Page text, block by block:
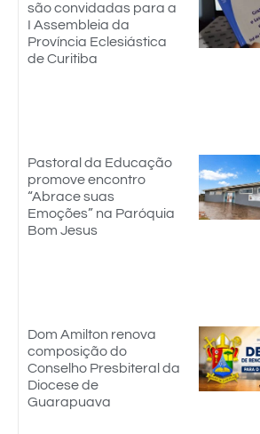
são convidadas para a
I Assembleia da
Província Eclesiástica
de Curitiba
Pastoral da Educação
promove encontro
“Abrace suas
Emoções” na Paróquia
Bom Jesus
Dom Amilton renova
composição do
Conselho Presbiteral da
Diocese de
Guarapuava